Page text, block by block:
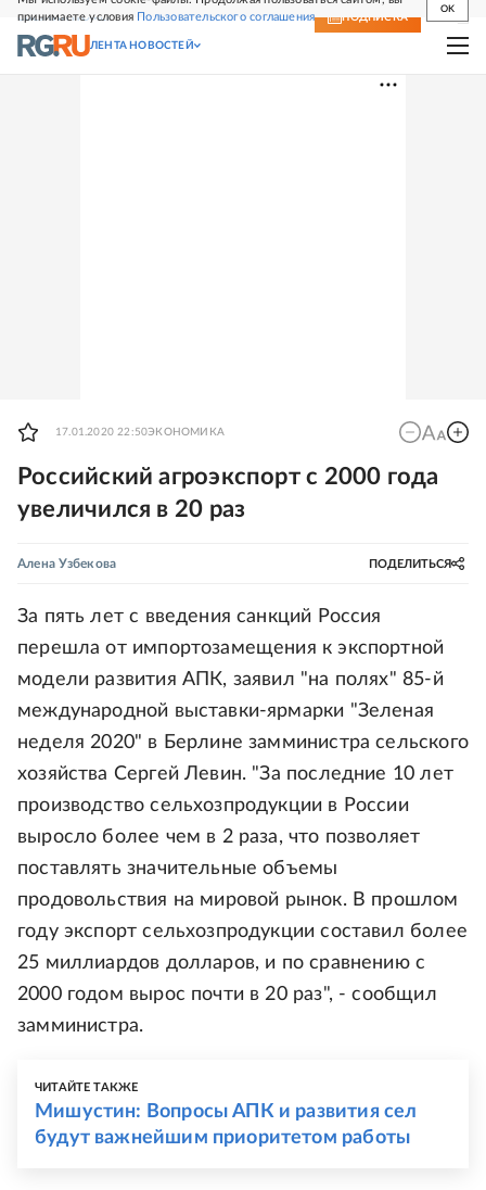
принимаете условия Пользовательского соглашения
OK
СВЕЖИЙ НОМЕР ПОДПИСКА
ЛЕНТА НОВОСТЕЙ
17.01.2020 22:50ЭКОНОМИКА
Российский агроэкспорт с 2000 года
увеличился в 20 раз
Алена Узбекова ПОДЕЛИТЬСЯ
За пять лет с введения санкций Россия
перешла от импортозамещения к экспортной
модели развития АПК, заявил "на полях" 85-й
международной выставки-ярмарки "Зеленая
неделя 2020" в Берлине замминистра сельского
хозяйства Сергей Левин. "За последние 10 лет
производство сельхозпродукции в России
выросло более чем в 2 раза, что позволяет
поставлять значительные объемы
продовольствия на мировой рынок. В прошлом
году экспорт сельхозпродукции составил более
25 миллиардов долларов, и по сравнению с
2000 годом вырос почти в 20 раз", - сообщил
замминистра.
ЧИТАЙТЕ ТАКЖЕ
Мишустин: Вопросы АПК и развития сел
будут важнейшим приоритетом работы